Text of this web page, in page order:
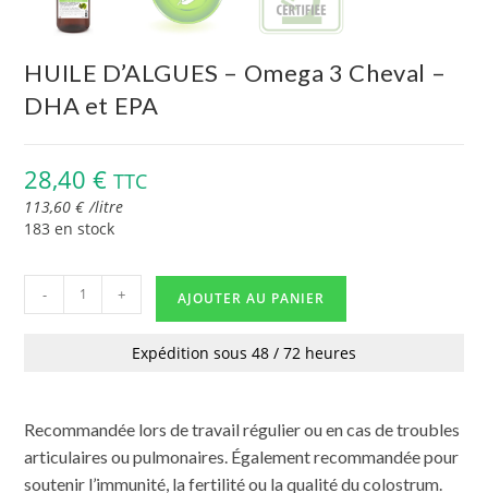
HUILE D’ALGUES – Omega 3 Cheval –
DHA et EPA
28,40€ TTC
113,60€ /litre
183 en stock
- + AJOUTER AU PANIER
Expédition sous 48 / 72 heures
Recommandée lors de travail régulier ou en cas de troubles
articulaires ou pulmonaires. Également recommandée pour
soutenir l’immunité, la fertilité ou la qualité du colostrum.